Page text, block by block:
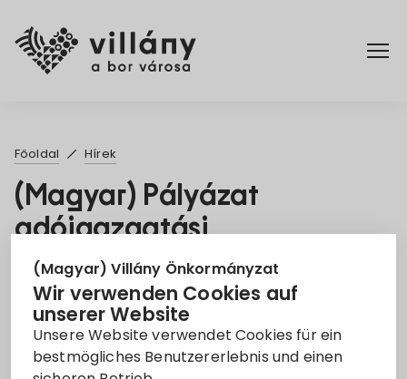
(Magyar) Villány Önkormányzat
Wir verwenden Cookies auf
unserer Website
Unsere Website verwendet Cookies für ein
bestmögliches Benutzererlebnis und einen
Rendelettár
Turizmus
Főoldal Hírek
(Magyar) Pályázat
adóigazgatási
csoportvezető munkakör
betöltésére
6. Nov. 2025
adóigazgatási csoportvezető